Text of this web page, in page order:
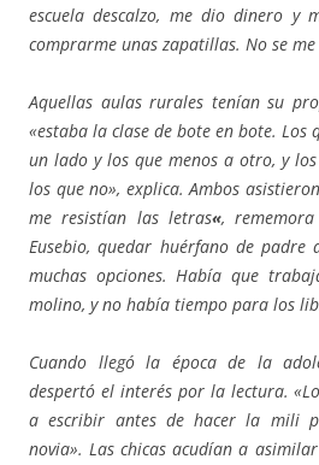
escuela descalzo, me dio dinero y
comprarme unas zapatillas. No se me
Aquellas aulas rurales tenían su
«estaba la clase de bote en bote. Los
un lado y los que menos a otro, y
los que no», explica. Ambos
me resistían las letras«,
Eusebio, quedar huérfano de
muchas opciones. Había que
molino, y no había tiempo para los
Cuando llegó la época de la
despertó el interés por la lectura.
a escribir antes de hacer la mili
novia». Las chicas acudían a